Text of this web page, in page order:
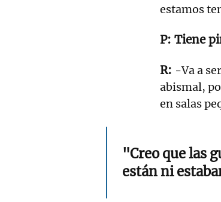
estamos
Tiene
-Va a
abismal,
en salas
"Creo que las
están ni